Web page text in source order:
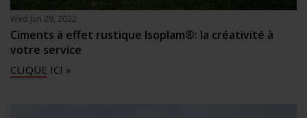
Wed Jun 29, 2022
Ciments à effet rustique Isoplam®: la créativité à
votre service
CLIQUE ICI »